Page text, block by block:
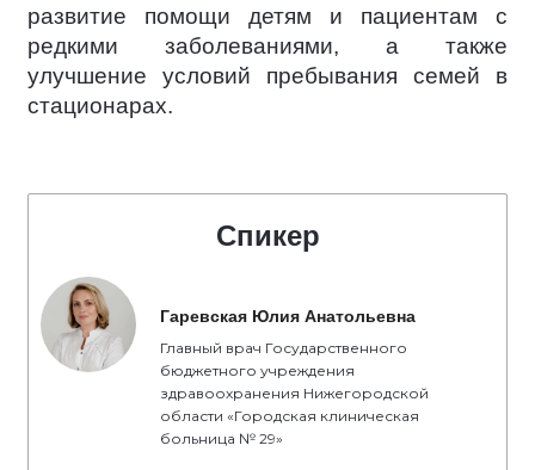
развитие помощи детям и пациентам с
редкими заболеваниями, а также
улучшение условий пребывания семей в
стационарах.
Спикер
Гаревская Юлия Анатольевна
Главный врач Государственного
бюджетного учреждения
здравоохранения Нижегородской
области «Городская клиническая
больница № 29»